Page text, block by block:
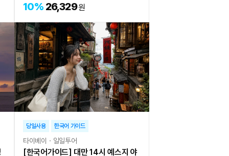
10% 26,329원
당일사용 한국어 가이드
타이베이ㆍ일일투어
[한국어가이드] 대만 14시 예스지 야